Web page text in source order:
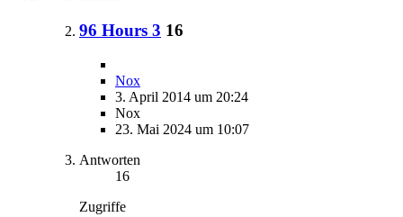
96 Hours 3 16
Nox
3. April 2014 um 20:24
Nox
23. Mai 2024 um 10:07
Antworten
16
Zugriffe